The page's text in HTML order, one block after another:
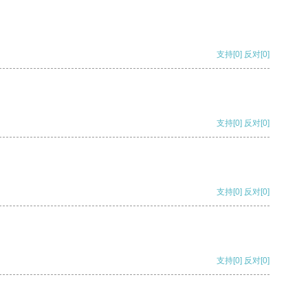
支持[0] 反对[0]
支持[0] 反对[0]
支持[0] 反对[0]
支持[0] 反对[0]